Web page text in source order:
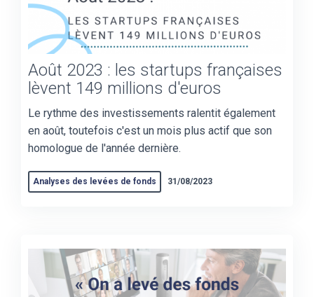
Août 2023 : les startups françaises
lèvent 149 millions d'euros
Le rythme des investissements ralentit également
en août, toutefois c'est un mois plus actif que son
homologue de l'année dernière.
Analyses des levées de fonds 31/08/2023